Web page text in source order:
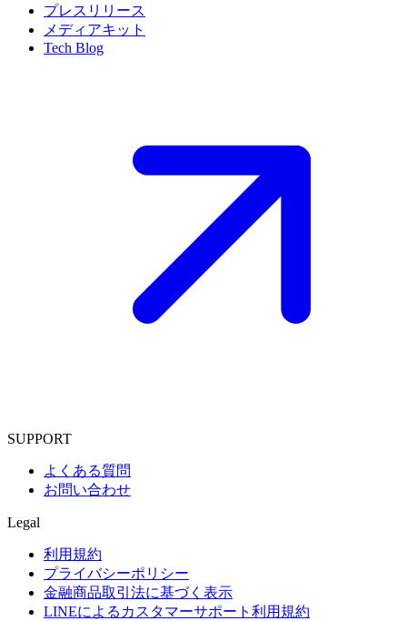
プレスリリース
メディアキット
Tech Blog
SUPPORT
よくある質問
お問い合わせ
Legal
利用規約
プライバシーポリシー
金融商品取引法に基づく表示
LINEによるカスタマーサポート利用規約